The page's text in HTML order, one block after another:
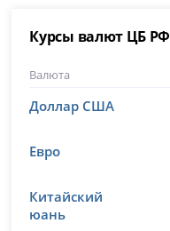
Курсы валют ЦБ РФ
Валюта
Доллар США
Евро
Китайский
юань